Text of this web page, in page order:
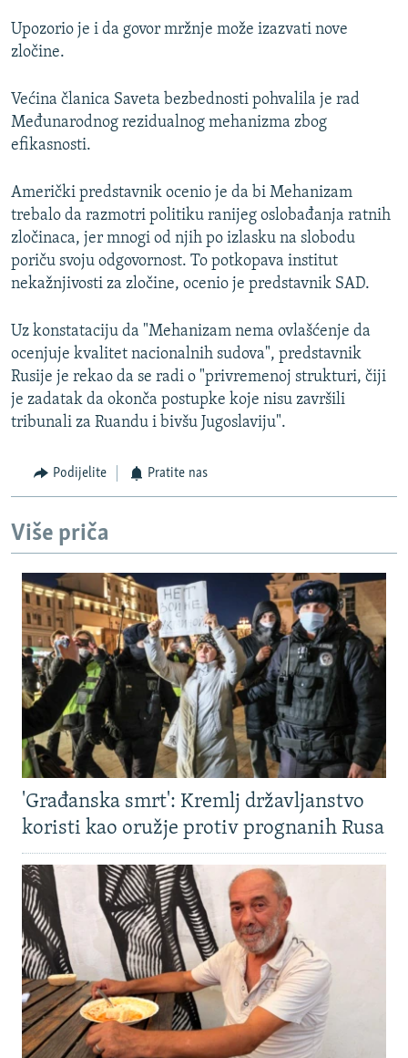
Upozorio je i da govor mržnje može izazvati nove
zločine.
Većina članica Saveta bezbednosti pohvalila je rad
Međunarodnog rezidualnog mehanizma zbog
efikasnosti.
Američki predstavnik ocenio je da bi Mehanizam
trebalo da razmotri politiku ranijeg oslobađanja ratnih
zločinaca, jer mnogi od njih po izlasku na slobodu
poriču svoju odgovornost. To potkopava institut
nekažnjivosti za zločine, ocenio je predstavnik SAD.
Uz konstataciju da "Mehanizam nema ovlašćenje da
ocenjuje kvalitet nacionalnih sudova", predstavnik
Rusije je rekao da se radi o "privremenoj strukturi, čiji
je zadatak da okonča postupke koje nisu završili
tribunali za Ruandu i bivšu Jugoslaviju".
Podijelite Pratite nas
Više priča
'Građanska smrt': Kremlj državljanstvo
koristi kao oružje protiv prognanih Rusa